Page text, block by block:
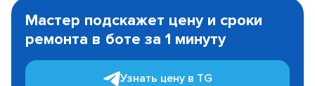
1
Мастер подскажет цену и сроки
ремонта в боте за 1 минуту
Узнать цену в TG